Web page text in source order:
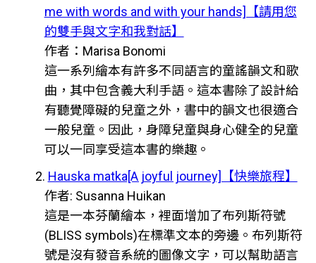
me with words and with your hands]【請用您
的雙手與文字和我對話】
作者：Marisa Bonomi
這一系列繪本有許多不同語言的童謠韻文和歌
曲，其中包含義大利手語。這本書除了設計給
有聽覺障礙的兒童之外，書中的韻文也很適合
一般兒童。因此，身障兒童與身心健全的兒童
可以一同享受這本書的樂趣。
2. Hauska matka[A joyful journey]【快樂旅程】
作者: Susanna Huikan
這是一本芬蘭繪本，裡面增加了布列斯符號
(BLISS symbols)在標準文本的旁邊。布列斯符
號是沒有發音系統的圖像文字，可以幫助語言